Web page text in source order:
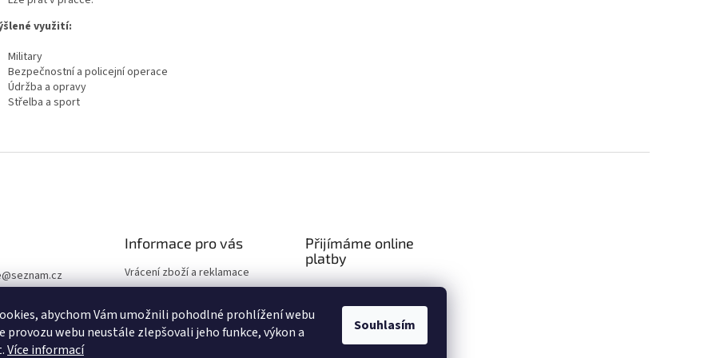
abychom Vám umožnili pohodlné prohlížení webu
provozu webu neustále zlepšovali jeho funkce, výkon a
Více informací
Souhlasím
využití:
Military
Bezpečnostní a policejní operace
Údržba a opravy
Střelba a sport
@seznam.cz
Informace pro vás
Vrácení zboží a reklamace
Ochrana osobních údajů
Volná místa
Přijímáme online
platby